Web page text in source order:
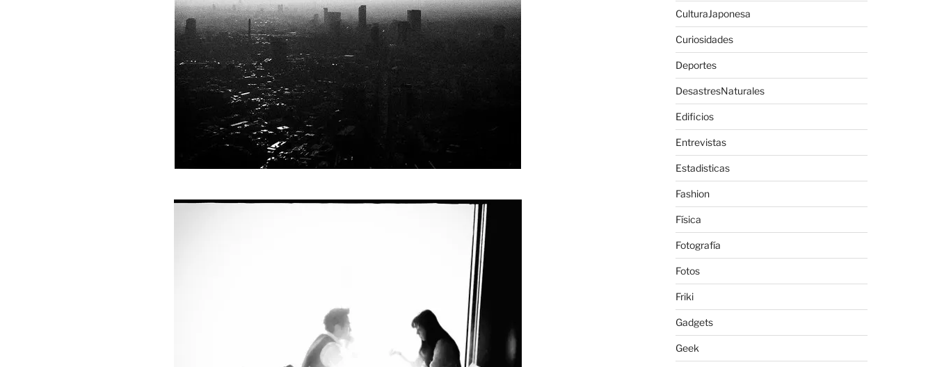
CulturaJaponesa
Curiosidades
Deportes
DesastresNaturales
Edificios
Entrevistas
Estadisticas
Fashion
Física
Fotografía
Fotos
Friki
Gadgets
Geek